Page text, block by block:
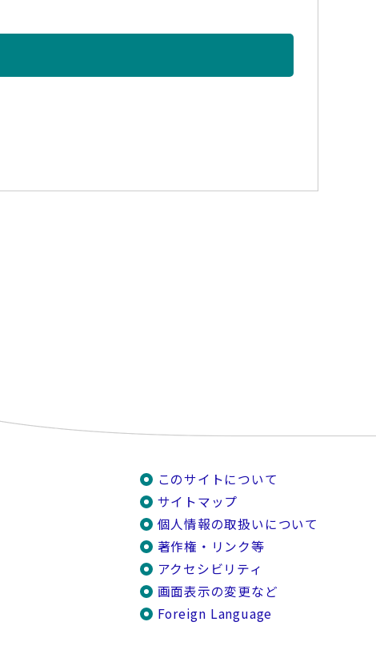
このサイトについて
サイトマップ
個人情報の取扱いについて
著作権・リンク等
アクセシビリティ
画面表示の変更など
Foreign Language